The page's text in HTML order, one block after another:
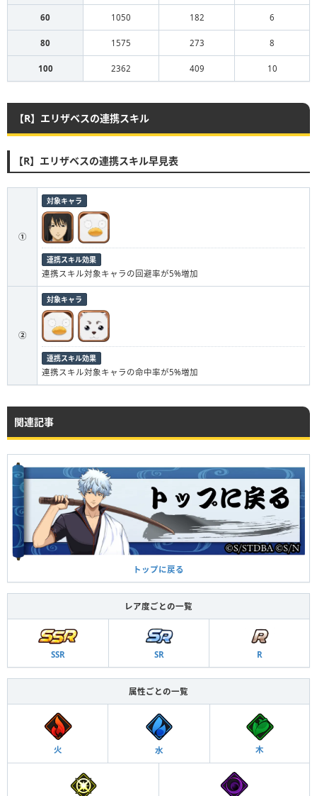
60 1050 182 6
80 1575 273 8
100 2362 409 10
【R】エリザベスの連携スキル
【R】エリザベスの連携スキル早見表
①
対象キャラ
連携スキル効果
連携スキル対象キャラの回避率が5%増加
②
対象キャラ
連携スキル効果
連携スキル対象キャラの命中率が5%増加
関連記事
トップに戻る
レア度ごとの一覧
SSR SR R
属性ごとの一覧
火 水 木